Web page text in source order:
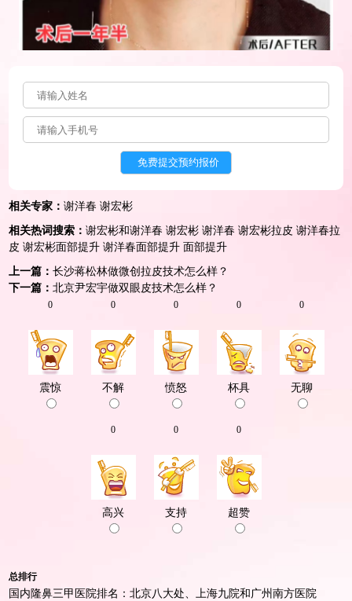
相关专家：谢洋春 谢宏彬
相关热词搜索：谢宏彬和谢洋春 谢宏彬 谢洋春 谢宏彬拉皮 谢洋春拉
皮 谢宏彬面部提升 谢洋春面部提升 面部提升
上一篇：长沙蒋松林做微创拉皮技术怎么样？
下一篇：北京尹宏宇做双眼皮技术怎么样？
0
震惊
0
不解
0
愤怒
0
杯具
0
无聊
0
高兴
0
支持
0
超赞
总排行
国内隆鼻三甲医院排名：北京八大处、上海九院和广州南方医院